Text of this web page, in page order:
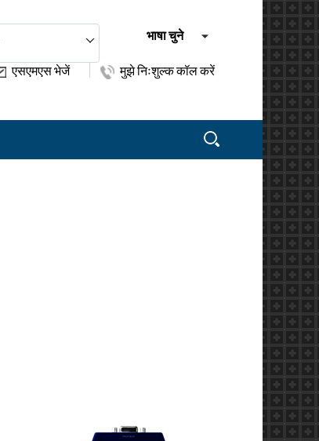
भाषा चुने
एसएमएस भेजें मुझे निःशुल्क कॉल करें